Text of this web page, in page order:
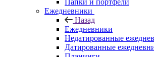
Папки и портфели
Ежедневники
Назад
Ежедневники
Недатированные
Датированные